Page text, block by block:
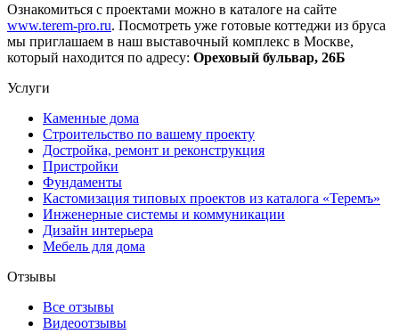
Ознакомиться с проектами можно в каталоге на сайте
www.terem-pro.ru. Посмотреть уже готовые коттеджи из бруса
мы приглашаем в наш выставочный комплекс в Москве,
который находится по адресу: Ореховый бульвар, 26Б
Услуги
Каменные дома
Строительство по вашему проекту
Достройка, ремонт и реконструкция
Пристройки
Фундаменты
Кастомизация типовых проектов из каталога «Теремъ»
Инженерные системы и коммуникации
Дизайн интерьера
Мебель для дома
Отзывы
Все отзывы
Видеоотзывы